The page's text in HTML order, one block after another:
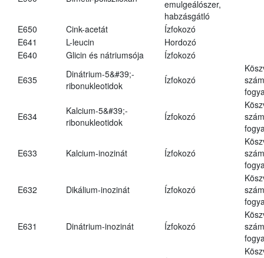
emulgeálószer,
habzásgátló
E650
Cink-acetát
Ízfokozó
E641
L-leucin
Hordozó
E640
Glicin és nátriumsója Ízfokozó
E635
Dinátrium-5&#39;-
ribonukleotidok
Ízfokozó
E634
Kalcium-5&#39;-
ribonukleotidok
Ízfokozó
E633 Kalcium-inozinát Ízfokozó
E632 Dikálium-inozinát Ízfokozó
E631 Dinátrium-inozinát Ízfokozó